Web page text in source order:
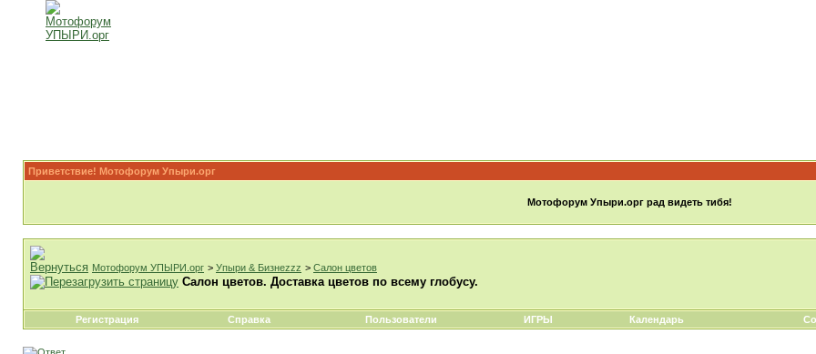
Приветствие! Мотофорум Упыри.орг
Мотофорум Упыри.орг рад видеть тибя!
Мотофорум УПЫРИ.орг > Упыри & Бизнеzzz > Салон цветов
Салон цветов. Доставка цветов по всему глобусу.
Регистрация Справка Пользователи ИГРЫ Календарь